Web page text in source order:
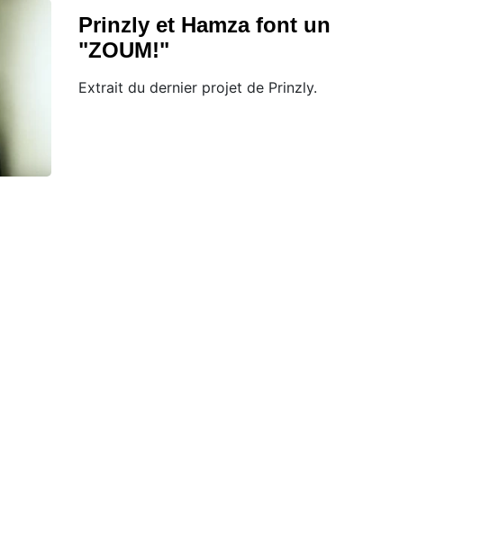
Prinzly et Hamza font un
"ZOUM!"
Extrait du dernier projet de Prinzly.